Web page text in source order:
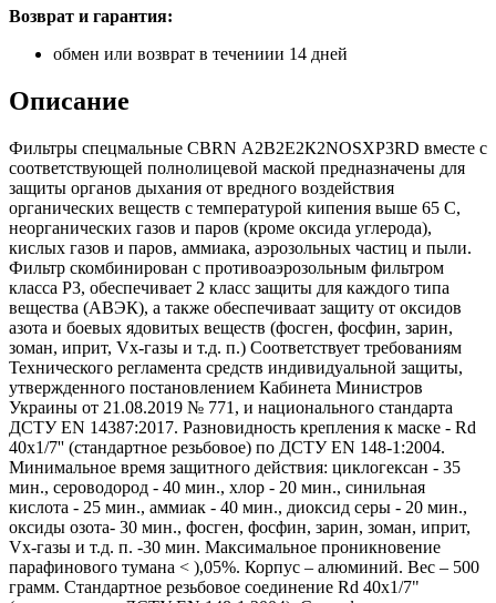
Возврат и гарантия:
обмен или возврат в течениии 14 дней
Описание
Фильтры спецмальные СBRN А2В2Е2К2NOSXР3RD вместе с
соответствующей полнолицевой маской предназначены для
защиты органов дыхания от вредного воздействия
органических веществ с температурой кипения выше 65 С,
неорганических газов и паров (кроме оксида углерода),
кислых газов и паров, аммиака, аэрозольных частиц и пыли.
Фильтр скомбинирован с противоаэрозольным фильтром
класса Р3, обеспечивает 2 класс защиты для каждого типа
вещества (АВЭК), а также обеспечиваат защиту от оксидов
азота и боевых ядовитых веществ (фосген, фосфин, зарин,
зоман, иприт, Vx-газы и т.д. п.) Соответствует требованиям
Технического регламента средств индивидуальной защиты,
утвержденного постановлением Кабинета Министров
Украины от 21.08.2019 № 771, и национального стандарта
ДСТУ EN 14387:2017. Разновидность крепления к маске - Rd
40x1/7'' (стандартное резьбовое) по ДСТУ EN 148-1:2004.
Минимальное время защитного действия: циклогексан - 35
мин., сероводород - 40 мин., хлор - 20 мин., синильная
кислота - 25 мин., аммиак - 40 мин., диоксид серы - 20 мин.,
оксиды озота- 30 мин., фосген, фосфин, зарин, зоман, иприт,
Vx-газы и т.д. п. -30 мин. Максимальное проникновение
парафинового тумана < ),05%. Корпус – алюминий. Вес – 500
грамм. Стандартное резьбовое соединение Rd 40x1/7"